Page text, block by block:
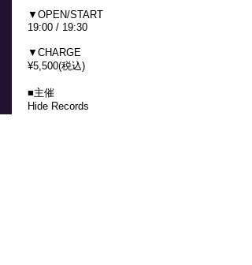
▼OPEN/START
19:00 / 19:30
▼CHARGE
¥5,500(税込)
■主催
Hide Records